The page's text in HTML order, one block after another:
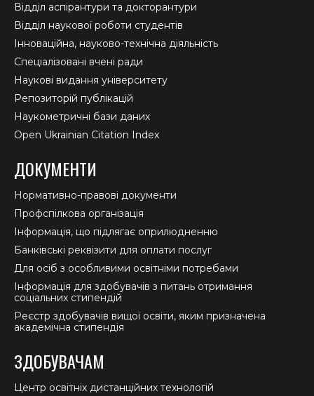
Відділ аспірантури та докторантури
Відділ наукової роботи студентів
Інноваційна, науково-технічна діяльність
Спеціалізовані вчені ради
Наукові видання університету
Репозиторій публікацій
Наукометричні бази даних
Open Ukrainian Citation Index
ДОКУМЕНТИ
Нормативно-правові документи
Профспілкова організація
Інформація, що підлягає оприлюдненню
Банківські реквізити для оплати послуг
Для осіб з особливими освітніми потребами
Інформація для здобувачів з питань отримання
соціальних стипендій
Реєстр здобувачів вищої освіти, яким призначена
академічна стипендія
ЗДОБУВАЧАМ
Центр освітніх дистанційних технологій